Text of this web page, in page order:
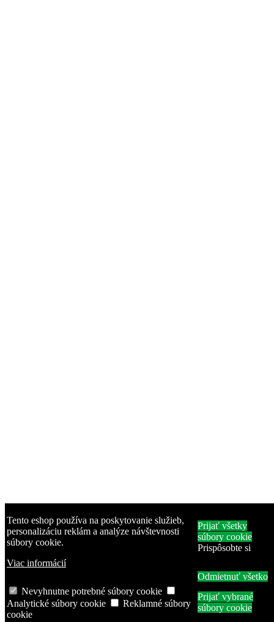
Tento eshop používa na poskytovanie služieb,
personalizáciu reklám a analýze návštevnosti
súbory cookie.
Viac informácií
Prijať všetky
súbory cookie
Prispôsobte si
Odmietnuť všetko
Nevyhnutne potrebné súbory cookie
Analytické súbory cookie
Reklamné súbory
cookie
Prijať vybrané
súbory cookie